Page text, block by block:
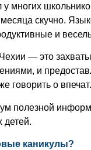
многих
скучно.
и
— это
и
говорить о
полезной
детей.
каникулы?